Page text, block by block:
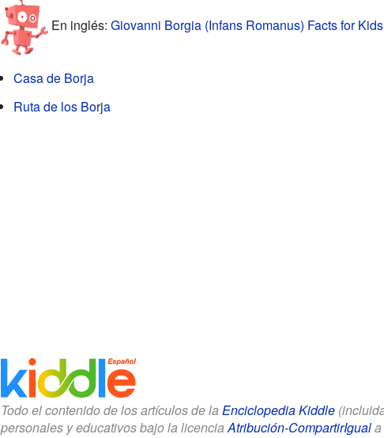
En inglés: Giovanni Borgia (Infans Romanus) Facts for Kids
Casa de Borja
Ruta de los Borja
Todo el contenido de los artículos de la Enciclopedia Kiddle
personales y educativos bajo la licenciaAtribución-CompartirIguala